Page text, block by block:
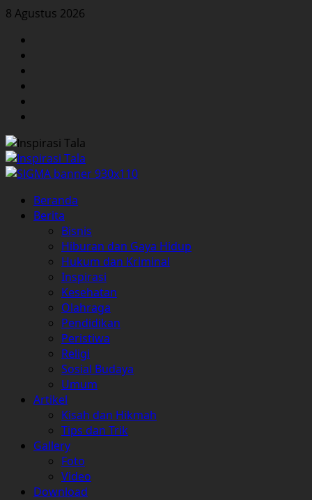
Skip
content
8 Agustus 2026
Primary
Menu
Beranda
Berita
Bisnis
Hiburan dan Gaya Hidup
Hukum dan Kriminal
Inspirasi
Kesehatan
Olahraga
Pendidikan
Peristiwa
Religi
Sosial Budaya
Umum
Artikel
Kisah dan Hikmah
Tips dan Trik
Gallery
Foto
Video
Download